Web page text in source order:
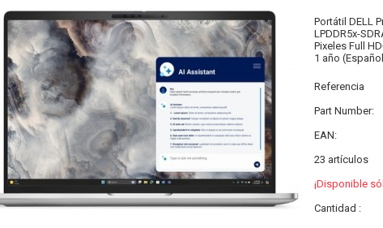
Portátil DELL
LPDDR5x-
Pixeles Full
1 año
Referencia
Part Number:
EAN:
23 artículos
¡Disponible
Cantidad :